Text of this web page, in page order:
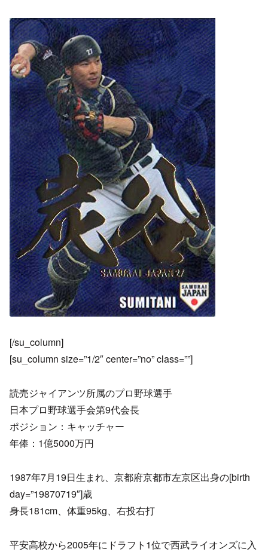
[/su_column]
[su_column size=”1/2″ center=”no” class=””]
読売ジャイアンツ所属のプロ野球選手
日本プロ野球選手会第9代会長
ポジション：キャッチャー
年俸：1億5000万円
1987年7月19日生まれ、京都府京都市左京区出身の[birth
day=”19870719″]歳
身長181cm、体重95kg、右投右打
平安高校から2005年にドラフト1位で西武ライオンズに入